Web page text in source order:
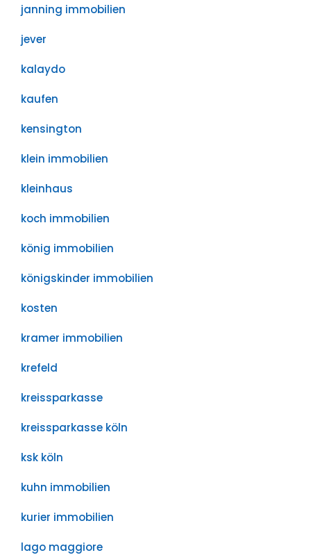
janning immobilien
jever
kalaydo
kaufen
kensington
klein immobilien
kleinhaus
koch immobilien
könig immobilien
königskinder immobilien
kosten
kramer immobilien
krefeld
kreissparkasse
kreissparkasse köln
ksk köln
kuhn immobilien
kurier immobilien
lago maggiore